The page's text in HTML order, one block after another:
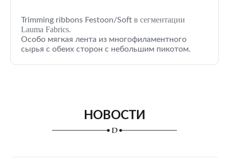
Trimming ribbons Festoon/Soft в сегментации
Lauma Fabrics.
Особо мягкая лента из многофиламентного
сырья с обеих сторон с небольшим пикотом.
НОВОСТИ